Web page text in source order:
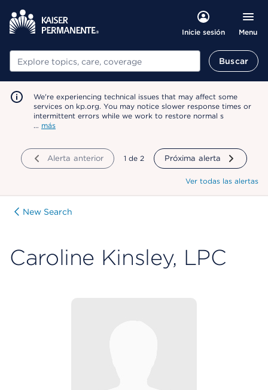
Inicie sesión Menu
Buscar Buscar
We're experiencing technical issues that may affect some
services on kp.org. You may notice slower response times or
intermittent errors while we work to restore normal s
… más
Alerta anterior mostrando
1 de 2 Próxima alerta
Ver todas las alertas
New Search
Caroline Kinsley, LPC